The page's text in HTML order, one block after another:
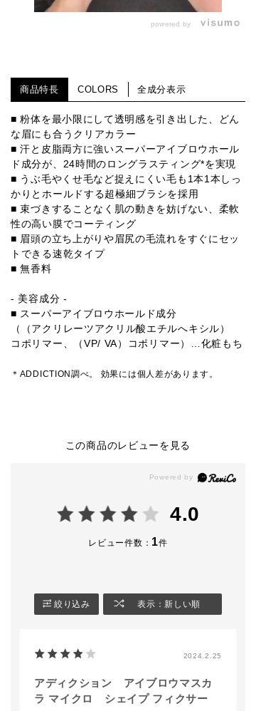
powered by
商品特長 COLORS 全成分表示
■ 粉体を最小限にして透明感を引き出した、どん
な眉にも合うクリアカラー
■ 汗と皮脂両方に強いスーパーアイブロウホール
ド成分が、24時間のロングラスティング*を実現
■ うぶ毛やくせ毛など捉えにくい毛も1本1本しっ
かりとホールドする超極細ブラシを採用
■ 束づきすることなく肌の動きを妨げない、柔軟
性の高い膜でコーティング
■ 眉頭の立ち上がりや眉尻の毛流れをすぐにセッ
トできる速乾タイプ
■ 無香料
- 美容成分 -
■ スーパーアイブロウホールド成分
（（アクリレーツアクリル酸エチルへキシル）
コポリマー、（VP/ VA）コポリマー）…化粧もち
＊ADDICTION調べ。 効果には個人差があります。
この商品のレビューを見る
4.0
レビュー件数： 1件
絞り込み 表示：新しい順
2024.2.25
アディクション アイブロウマスカ
ラ マイクロ シェイプ フィクサー